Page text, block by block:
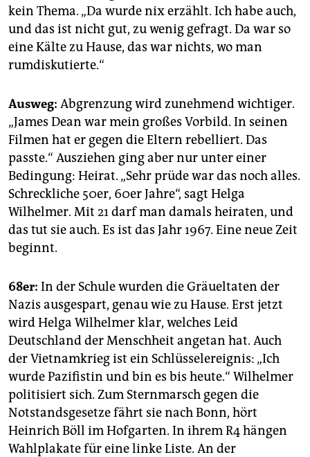
kein Thema. „Da wurde nix erzählt. Ich habe auch,
und das ist nicht gut, zu wenig gefragt. Da war so
eine Kälte zu Hause, das war nichts, wo man
rumdiskutierte.“
Ausweg: Abgrenzung wird zunehmend wichtiger.
„James Dean war mein großes Vorbild. In seinen
Filmen hat er gegen die Eltern rebelliert. Das
passte.“ Ausziehen ging aber nur unter einer
Bedingung: Heirat. „Sehr prüde war das noch alles.
Schreckliche 50er, 60er Jahre“, sagt Helga
Wilhelmer. Mit 21 darf man damals heiraten, und
das tut sie auch. Es ist das Jahr 1967. Eine neue Zeit
beginnt.
68er: In der Schule wurden die Gräueltaten der
Nazis ausgespart, genau wie zu Hause. Erst jetzt
wird Helga Wilhelmer klar, welches Leid
Deutschland der Menschheit angetan hat. Auch
der Vietnamkrieg ist ein Schlüsselereignis: „Ich
wurde Pazifistin und bin es bis heute.“ Wilhelmer
politisiert sich. Zum Sternmarsch gegen die
Notstandsgesetze fährt sie nach Bonn, hört
Heinrich Böll im Hofgarten. In ihrem R4 hängen
Wahlplakate für eine linke Liste. An der